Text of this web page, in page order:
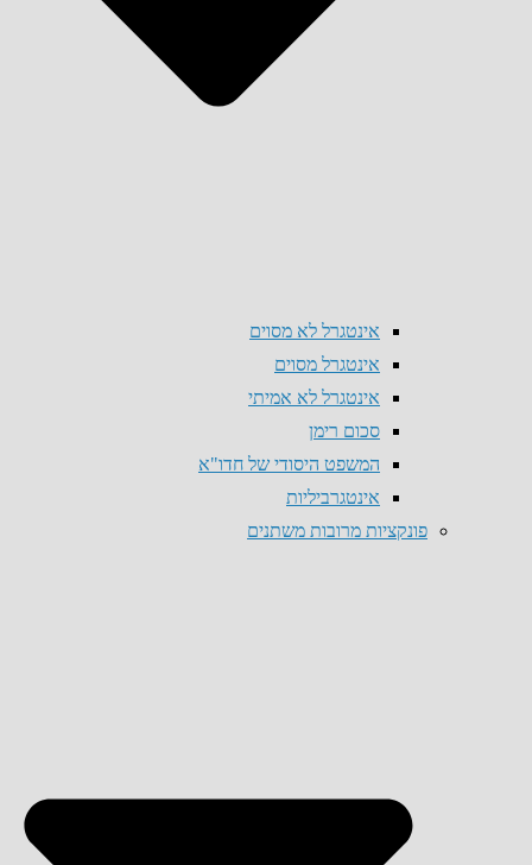
אינטגרל לא מסוים
אינטגרל מסוים
אינטגרל לא אמיתי
סכום רימן
המשפט היסודי של חדו"א
אינטגרביליות
פונקציות מרובות משתנים